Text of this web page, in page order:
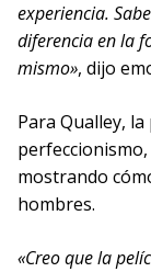
experiencia.
diferencia en la
mismo», dijo
Para Qualley,
mostrando
hombres.
«Creo que la